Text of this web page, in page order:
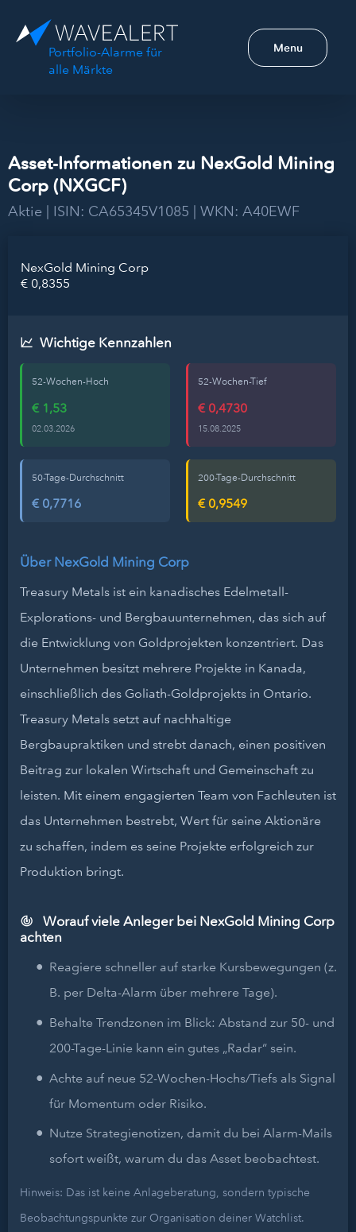
Portfolio-Alarme für
alle Märkte
Menu
Asset-Informationen zu NexGold Mining
Corp (NXGCF)
Aktie | ISIN: CA65345V1085 | WKN: A40EWF
NexGold Mining Corp
€ 0,8355
Wichtige Kennzahlen
52-Wochen-Hoch
€ 1,53
02.03.2026
52-Wochen-Tief
€ 0,4730
15.08.2025
50-Tage-Durchschnitt
€ 0,7716
200-Tage-Durchschnitt
€ 0,9549
Über NexGold Mining Corp
Treasury Metals ist ein kanadisches Edelmetall-
Explorations- und Bergbauunternehmen, das sich auf
die Entwicklung von Goldprojekten konzentriert. Das
Unternehmen besitzt mehrere Projekte in Kanada,
einschließlich des Goliath-Goldprojekts in Ontario.
Treasury Metals setzt auf nachhaltige
Bergbaupraktiken und strebt danach, einen positiven
Beitrag zur lokalen Wirtschaft und Gemeinschaft zu
leisten. Mit einem engagierten Team von Fachleuten ist
das Unternehmen bestrebt, Wert für seine Aktionäre
zu schaffen, indem es seine Projekte erfolgreich zur
Produktion bringt.
Worauf viele Anleger bei NexGold Mining Corp
achten
Reagiere schneller auf starke Kursbewegungen (z.
B. per Delta-Alarm über mehrere Tage).
Behalte Trendzonen im Blick: Abstand zur 50- und
200-Tage-Linie kann ein gutes „Radar“ sein.
Achte auf neue 52-Wochen-Hochs/Tiefs als Signal
für Momentum oder Risiko.
Nutze Strategienotizen, damit du bei Alarm-Mails
sofort weißt, warum du das Asset beobachtest.
Hinweis: Das ist keine Anlageberatung, sondern typische
Beobachtungspunkte zur Organisation deiner Watchlist.